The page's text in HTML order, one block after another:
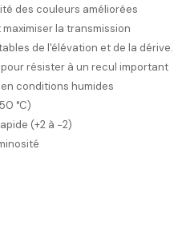
des couleurs améliorées
la transmission
de l'élévation et de la dérive.
résister à un recul important
conditions humides
°C)
(+2 à −2)